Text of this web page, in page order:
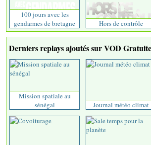
100 jours avec les
gendarmes de bretagne
Hors de contrôle
Derniers replays ajoutés sur VOD
Mission spatiale au
sénégal
Journal météo climat